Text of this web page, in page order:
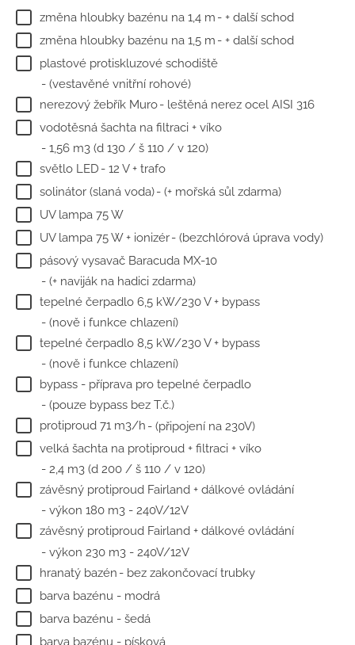
změna hloubky bazénu na 1,4 m - + další schod
změna hloubky bazénu na 1,5 m - + další schod
plastové protiskluzové schodiště
- (vestavěné vnitřní rohové)
nerezový žebřík Muro- leštěná nerez ocel AISI 316
vodotěsná šachta na filtraci + víko
- 1,56 m3 (d 130 / š 110 / v 120)
světlo LED - 12 V + trafo
solinátor (slaná voda)- (+ mořská sůl zdarma)
UV lampa 75 W
UV lampa 75 W + ionizér- (bezchlórová úprava vody)
pásový vysavač Baracuda MX-10
- (+ naviják na hadici zdarma)
tepelné čerpadlo 6,5 kW/230 V + bypass
- (nově i funkce chlazení)
tepelné čerpadlo 8,5 kW/230 V + bypass
- (nově i funkce chlazení)
bypass - příprava pro tepelné čerpadlo
- (pouze bypass bez T.č.)
protiproud 71 m3/h - (připojení na 230V)
velká šachta na protiproud + filtraci + víko
- 2,4 m3 (d 200 / š 110 / v 120)
závěsný protiproud Fairland + dálkové ovládání
- výkon 180 m3 - 240V/12V
závěsný protiproud Fairland + dálkové ovládání
- výkon 230 m3 - 240V/12V
hranatý bazén - bez zakončovací trubky
barva bazénu - modrá
barva bazénu - šedá
barva bazénu - písková